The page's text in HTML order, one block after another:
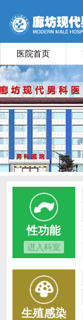
医院首页
性功能
进入科室
生殖感染